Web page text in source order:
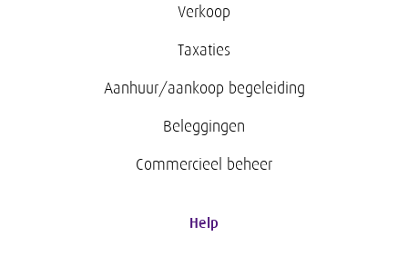
Verkoop
Taxaties
Aanhuur/aankoop begeleiding
Beleggingen
Commercieel beheer
Help